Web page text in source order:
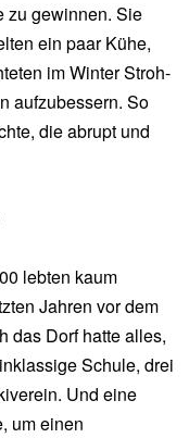
zu gewinnen. Sie
ein paar Kühe,
im Winter Stroh-
aufzubessern. So
die abrupt und
lebten kaum
Jahren vor dem
das Dorf hatte alles,
Schule, drei
Und eine
um einen